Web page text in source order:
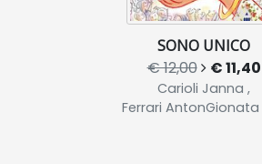
SONO UNICO
€ 12,00 € 11,40
Carioli Janna ,
Ferrari AntonGionata